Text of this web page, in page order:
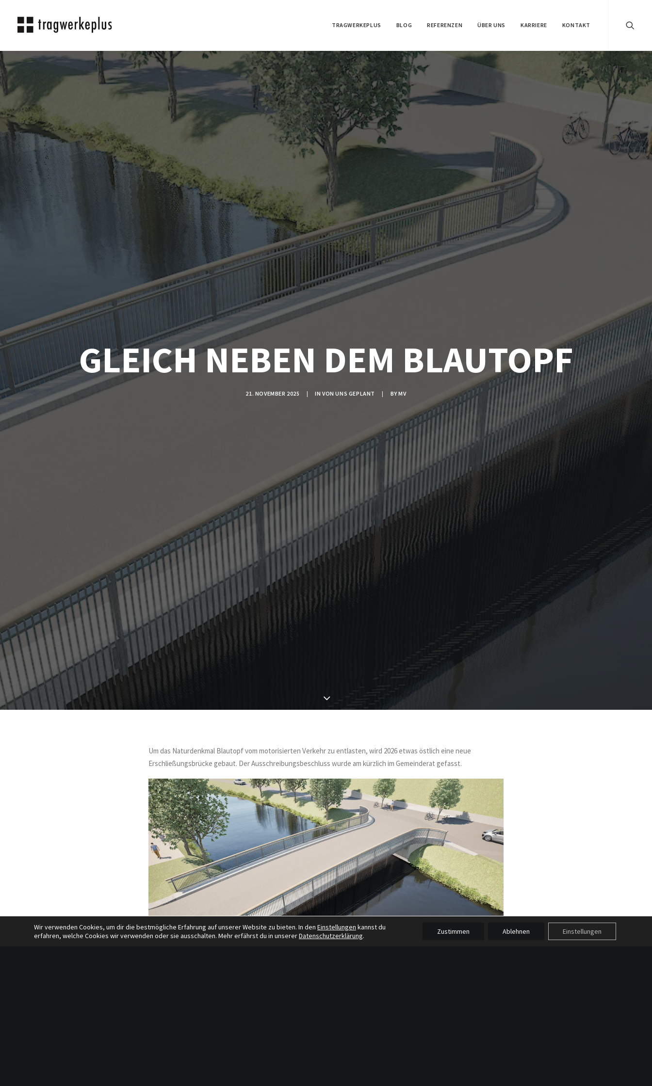
TRAGWERKEPLUS BLOG REFERENZEN ÜBER UNS KARRIERE KONTAKT
GLEICH NEBEN DEM BLAUTOPF
21. NOVEMBER 2025 | IN VON UNS GEPLANT | BYMV
Um das Naturdenkmal Blautopf vom motorisierten Verkehr zu entlasten, wird 2026 etwas östlich eine neue
Erschließungsbrücke gebaut. Der Ausschreibungsbeschluss wurde am kürzlich im Gemeinderat gefasst.
Wir verwenden Cookies, um dir die bestmögliche Erfahrung auf unserer Website zu bieten. In den Einstellungen kannst du
erfahren, welche Cookies wir verwenden oder sie ausschalten. Mehr erfährst du in unsererDatenschutzerklärung. Zustimmen Ablehnen Einstellungen